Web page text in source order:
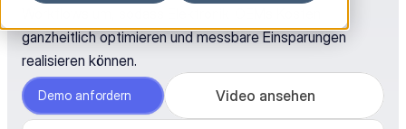
ganzheitlich optimieren und messbare Einsparungen
realisieren können.
Demo anfordern Video ansehen